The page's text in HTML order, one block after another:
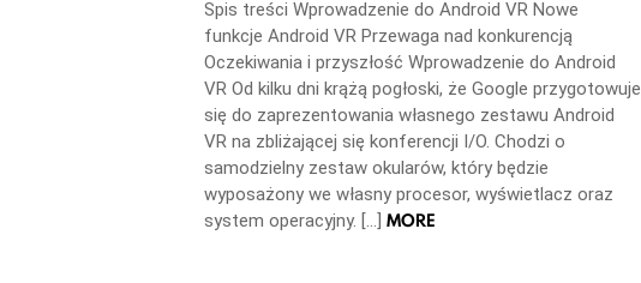
Spis treści Wprowadzenie do Android VR Nowe
funkcje Android VR Przewaga nad konkurencją
Oczekiwania i przyszłość Wprowadzenie do Android
VR Od kilku dni krążą pogłoski, że Google przygotowuje
się do zaprezentowania własnego zestawu Android
VR na zbliżającej się konferencji I/O. Chodzi o
samodzielny zestaw okularów, który będzie
wyposażony we własny procesor, wyświetlacz oraz
system operacyjny. […] MORE